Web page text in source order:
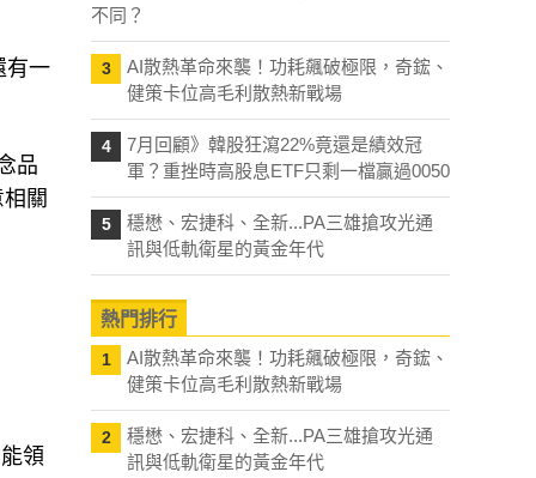
有一
品
關
領
不同？
3
AI散熱革命來襲！功耗飆破極限，奇鋐、
健策卡位高毛利散熱新戰場
4
7月回顧》韓股狂瀉22%竟還是績效冠
軍？重挫時高股息ETF只剩一檔贏過0050
5
穩懋、宏捷科、全新...PA三雄搶攻光通
訊與低軌衛星的黃金年代
熱門排行
1
AI散熱革命來襲！功耗飆破極限，奇鋐、
健策卡位高毛利散熱新戰場
2
穩懋、宏捷科、全新...PA三雄搶攻光通
訊與低軌衛星的黃金年代